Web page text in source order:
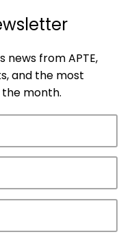
that drive
news from APTE,
and the most
month.